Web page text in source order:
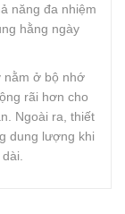
năng đa nhiệm
hằng ngày
nằm ở bộ nhớ
rãi hơn cho
Ngoài ra, thiết
dung lượng khi